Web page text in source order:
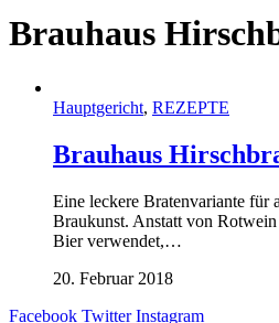
Brauhaus
Hauptgericht, REZEPTE
Brauhaus
Eine leckere Bratenvariante für
Braukunst. Anstatt von
Bier verwendet,…
20. Februar 2018
Facebook Twitter Instagram